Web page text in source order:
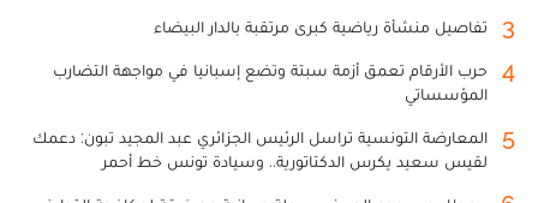
3 تفاصيل منشأة رياضية كبرى مرتقبة بالدار البيضاء
4
حرب الأرقام تعمق أزمة سبتة وتضع إسبانيا في مواجهة التضارب
المؤسساتي
5
المعارضة التونسية تراسل الرئيس الجزائري عبد المجيد تبون: دعمك
لقيس سعيد يكرس الدكتاتورية.. وسيادة تونس خط أحمر